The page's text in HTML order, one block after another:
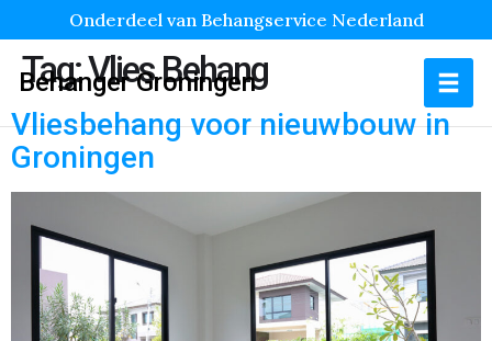
Onderdeel van Behangservice Nederland
Behanger Groningen
Tag:Vlies Behang
Vliesbehang voor nieuwbouw in
Groningen